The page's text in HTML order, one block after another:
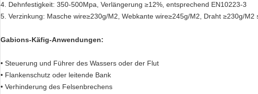
4. Dehnfestigkeit: 350-500Mpa, Verlängerung ≥12%, entsprechend EN10223-3
5. Verzinkung: Masche wire≥230g/M2, Webkante wire≥245g/M2, Draht ≥230g/M2
Gabions-Käfig-Anwendungen:
• Steuerung und Führer des Wassers oder der Flut
• Flankenschutz oder leitende Bank
• Verhinderung des Felsenbrechens